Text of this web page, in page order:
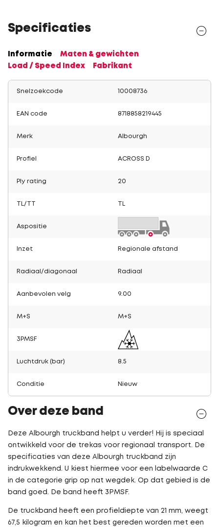
Specificaties
Informatie
Maten & gewichten
Load / Speed Index
Fabrikant
Snelzoekcode 10008736
EAN code 8718858219445
Merk Albourgh
Profiel ACROSS D
Ply rating 20
TL/TT
Aspositie
Inzet Regionale afstand
Radiaal/diagonaal Radiaal
Aanbevolen velg 9.00
M+S M+S
3PMSF
Luchtdruk (bar) 8.5
Conditie Nieuw
Over deze band
Deze Albourgh truckband helpt u verder! Hij is speciaal
ontwikkeld voor de trekas voor regionaal transport. De
specificaties van deze Albourgh truckband zijn
indrukwekkend. U kiest hiermee voor een labelwaarde C
in de categorie grip op nat wegdek. Op dat gebied is de
band goed. De band heeft 3PMSF.
De truckband heeft een profieldiepte van 21 mm, weegt
67,5 kilogram en kan het best gereden worden met een